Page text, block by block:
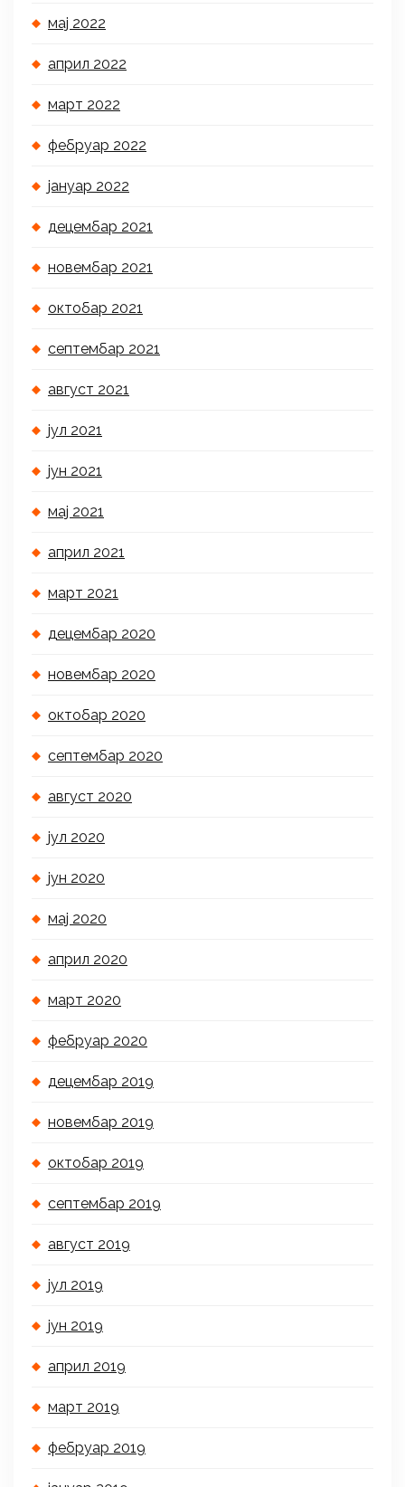
мај 2022
април 2022
март 2022
фебруар 2022
јануар 2022
децембар 2021
новембар 2021
октобар 2021
септембар 2021
август 2021
јул 2021
јун 2021
мај 2021
април 2021
март 2021
децембар 2020
новембар 2020
октобар 2020
септембар 2020
август 2020
јул 2020
јун 2020
мај 2020
април 2020
март 2020
фебруар 2020
децембар 2019
новембар 2019
октобар 2019
септембар 2019
август 2019
јул 2019
јун 2019
април 2019
март 2019
фебруар 2019